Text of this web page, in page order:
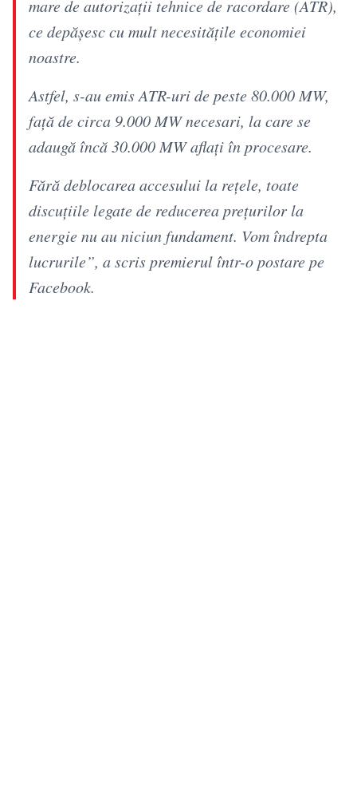
mare de autorizații tehnice de racordare (ATR),
ce depășesc cu mult necesitățile economiei
noastre.
Astfel, s-au emis ATR-uri de peste 80.000 MW,
față de circa 9.000 MW necesari, la care se
adaugă încă 30.000 MW aflați în procesare.
Fără deblocarea accesului la rețele, toate
discuțiile legate de reducerea prețurilor la
energie nu au niciun fundament. Vom îndrepta
lucrurile”, a scris premierul într-o postare pe
Facebook.